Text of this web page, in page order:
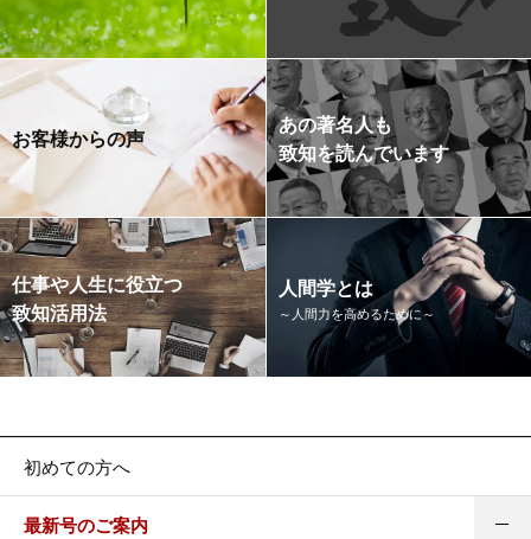
お客様からの声
あの著名人も
致知を読んでいます
仕事や人生に役立つ
致知活用法
人間学とは
～人間力を高めるために～
初めての方へ
最新号のご案内